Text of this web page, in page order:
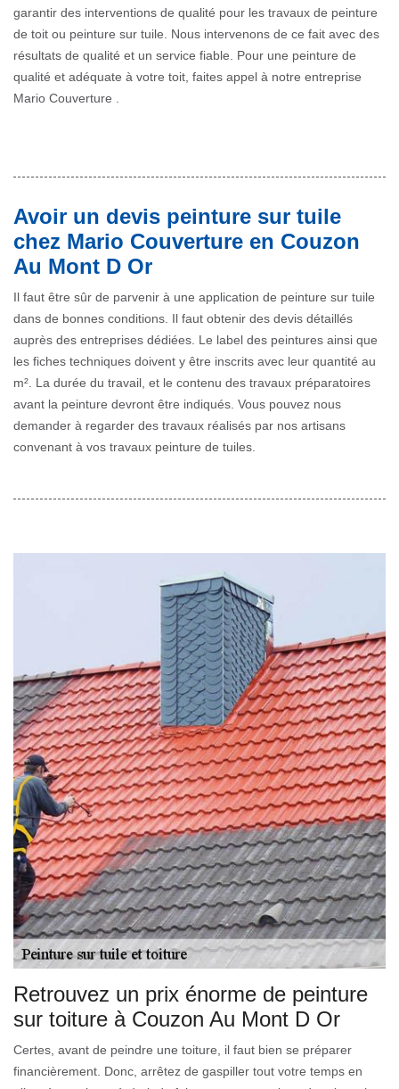
garantir des interventions de qualité pour les travaux de peinture
de toit ou peinture sur tuile. Nous intervenons de ce fait avec des
résultats de qualité et un service fiable. Pour une peinture de
qualité et adéquate à votre toit, faites appel à notre entreprise
Mario Couverture .
Avoir un devis peinture sur tuile
chez Mario Couverture en Couzon
Au Mont D Or
Il faut être sûr de parvenir à une application de peinture sur tuile
dans de bonnes conditions. Il faut obtenir des devis détaillés
auprès des entreprises dédiées. Le label des peintures ainsi que
les fiches techniques doivent y être inscrits avec leur quantité au
m². La durée du travail, et le contenu des travaux préparatoires
avant la peinture devront être indiqués. Vous pouvez nous
demander à regarder des travaux réalisés par nos artisans
convenant à vos travaux peinture de tuiles.
Retrouvez un prix énorme de peinture
sur toiture à Couzon Au Mont D Or
Certes, avant de peindre une toiture, il faut bien se préparer
financièrement. Donc, arrêtez de gaspiller tout votre temps en